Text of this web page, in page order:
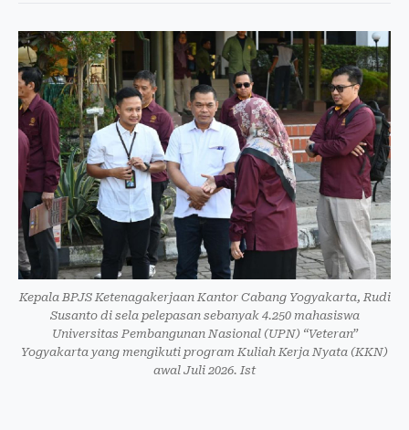
Kepala BPJS Ketenagakerjaan Kantor Cabang Yogyakarta, Rudi
Susanto di sela pelepasan sebanyak 4.250 mahasiswa
Universitas Pembangunan Nasional (UPN) “Veteran”
Yogyakarta yang mengikuti program Kuliah Kerja Nyata (KKN)
awal Juli 2026. Ist